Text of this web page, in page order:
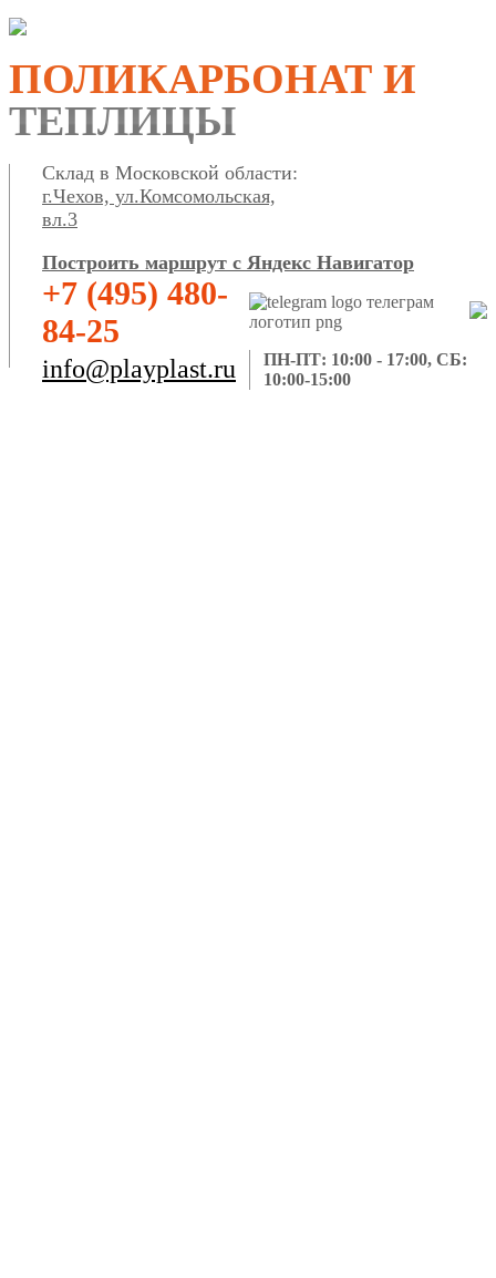
ПОЛИКАРБОНАТ И
ТЕПЛИЦЫ
Склад в Московской области:
г.Чехов, ул.Комсомольская,
вл.3
Построить маршрут с Яндекс Навигатор
+7 (495) 480-
84-25
info@playplast.ru
ПН-ПТ: 10:00 - 17:00, СБ:
10:00-15:00